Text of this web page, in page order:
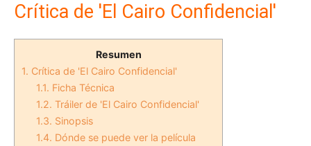
Crítica de 'El Cairo Confidencial'
Resumen
1. Crítica de 'El Cairo Confidencial'
1.1. Ficha Técnica
1.2. Tráiler de 'El Cairo Confidencial'
1.3. Sinopsis
1.4. Dónde se puede ver la película